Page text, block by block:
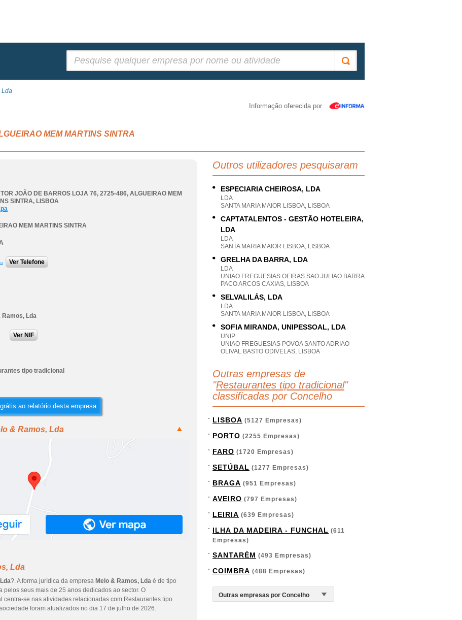
Lda
Informação oferecida por
MEM MARTINS SINTRA
JOÃO DE BARROS LOJA 76, 2725-486, ALGUEIRAO MEM
SINTRA, LISBOA
MEM MARTINS SINTRA
Ver Telefone
Ramos, Lda
Ver NIF
tipo tradicional
ao relatório desta empresa
& Ramos, Lda
Lda
?. A forma jurídica da empresa Melo & Ramos, Lda é de tipo
pelos seus mais de 25 anos dedicados ao sector. O
se nas atividades relacionadas com Restaurantes tipo
foram atualizados no dia 17 de julho de 2026.
Outros utilizadores pesquisaram
ESPECIARIA CHEIROSA, LDA
LDA
SANTA MARIA MAIOR LISBOA, LISBOA
CAPTATALENTOS - GESTÃO HOTELEIRA,
LDA
LDA
SANTA MARIA MAIOR LISBOA, LISBOA
GRELHA DA BARRA, LDA
LDA
UNIAO FREGUESIAS OEIRAS SAO JULIAO BARRA
PACO ARCOS CAXIAS, LISBOA
SELVALILÁS, LDA
LDA
SANTA MARIA MAIOR LISBOA, LISBOA
SOFIA MIRANDA, UNIPESSOAL, LDA
UNIP
UNIAO FREGUESIAS POVOA SANTO ADRIAO
OLIVAL BASTO ODIVELAS, LISBOA
Outras empresas de
"Restaurantes tipo tradicional"
classificadas por Concelho
LISBOA (5127 Empresas)
PORTO (2255 Empresas)
FARO (1720 Empresas)
SETÚBAL (1277 Empresas)
BRAGA (951 Empresas)
AVEIRO (797 Empresas)
LEIRIA (639 Empresas)
ILHA DA MADEIRA - FUNCHAL (611
Empresas)
SANTARÉM (493 Empresas)
COIMBRA (488 Empresas)